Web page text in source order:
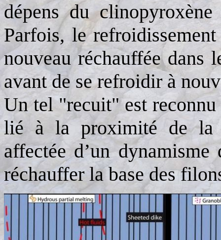
dépens du
Parfois, le
nouveau réchauffée dans
avant de se refroidir à
Un tel "recuit" est
lié à la proximité de la
affectée d’un
réchauffer la base des